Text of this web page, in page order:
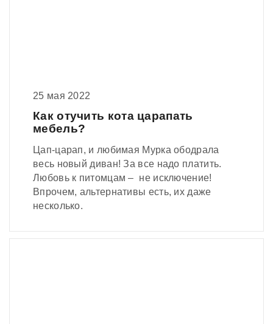
25 мая 2022
Как отучить кота царапать
мебель?
Цап-царап, и любимая Мурка ободрала
весь новый диван! За все надо платить.
Любовь к питомцам – не исключение!
Впрочем, альтернативы есть, их даже
несколько.